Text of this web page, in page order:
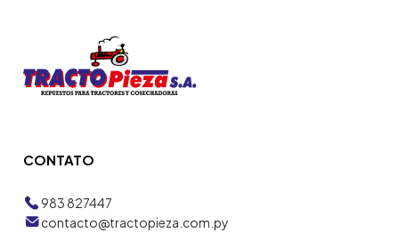
CONTATO
983 827447
contacto@tractopieza.com.py